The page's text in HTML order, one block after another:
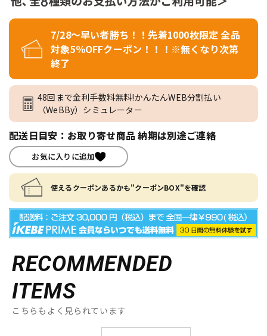
7/28～早い者勝ち！！先着1000枚限定 全品
対象5％OFFクーポン！！！※無くなり次第
終了
48回まで金利手数料無料!かんたんWEB分割払い
（WeBBy）シミュレーター
配送日目安：お取り寄せ商品 納期は別途ご連絡
お気に入りに追加
使えるクーポンあるかも"クーポンBOX"を確認
RECOMMENDED
ITEMS
こちらもよく見られています